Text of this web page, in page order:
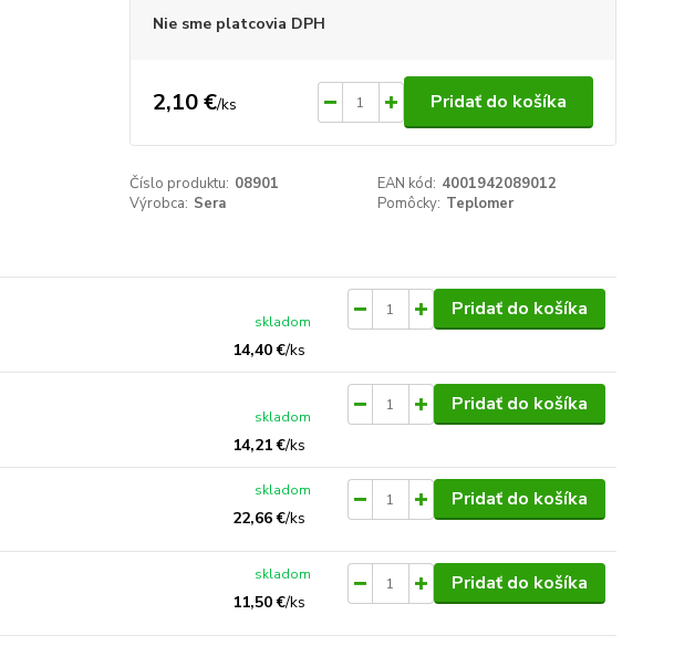
Nie sme platcovia DPH
2,10 €/ks Pridať do košíka
Číslo produktu: 08901 EAN kód: 4001942089012
Výrobca: Sera Pomôcky: Teplomer
14,40 €/ks
skladom
Pridať do košíka
14,21 €/ks
skladom
Pridať do košíka
22,66 €/ks
skladom Pridať do košíka
11,50 €/ks
skladom Pridať do košíka